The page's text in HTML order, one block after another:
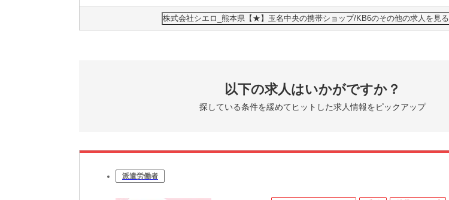
株式会社シエロ_熊本県【★】玉名中央の携帯ショップ/KB6のその他の求人を見る
以下の求人はいかがですか？
探している条件を緩めてヒットした求人情報をピックアップ
派遣労働者